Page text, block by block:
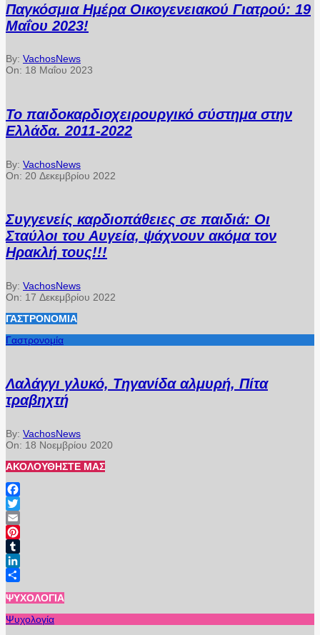
Παγκόσμια Ημέρα Οικογενειακού Γιατρού: 19
Μαΐου 2023!
By: VachosNews
On: 18 Μαΐου 2023
Το παιδοκαρδιοχειρουργικό σύστημα στην
Ελλάδα. 2011-2022
By: VachosNews
On: 20 Δεκεμβρίου 2022
Συγγενείς καρδιοπάθειες σε παιδιά: Οι
Σταύλοι του Αυγεία, ψάχνουν ακόμα τον
Ηρακλή τους!!!
By: VachosNews
On: 17 Δεκεμβρίου 2022
ΓΑΣΤΡΟΝΟΜΊΑ
Γαστρονομία
Λαλάγγι γλυκό, Τηγανίδα αλμυρή, Πίτα
τραβηχτή
By: VachosNews
On: 18 Νοεμβρίου 2020
ΑΚΟΛΟΥΘΉΣΤΕ ΜΑΣ
Facebook
Twitter
Email
Pinterest
Tumblr
LinkedIn
ΨΥΧΟΛΟΓΊΑ
Ψυχολογία